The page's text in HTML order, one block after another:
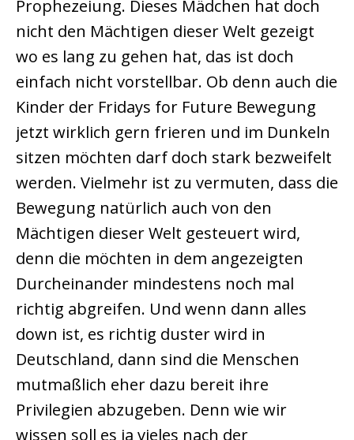
Prophezeiung. Dieses Mädchen hat doch
nicht den Mächtigen dieser Welt gezeigt
wo es lang zu gehen hat, das ist doch
einfach nicht vorstellbar. Ob denn auch die
Kinder der Fridays for Future Bewegung
jetzt wirklich gern frieren und im Dunkeln
sitzen möchten darf doch stark bezweifelt
werden. Vielmehr ist zu vermuten, dass die
Bewegung natürlich auch von den
Mächtigen dieser Welt gesteuert wird,
denn die möchten in dem angezeigten
Durcheinander mindestens noch mal
richtig abgreifen. Und wenn dann alles
down ist, es richtig duster wird in
Deutschland, dann sind die Menschen
mutmaßlich eher dazu bereit ihre
Privilegien abzugeben. Denn wie wir
wissen soll es ja vieles nach der